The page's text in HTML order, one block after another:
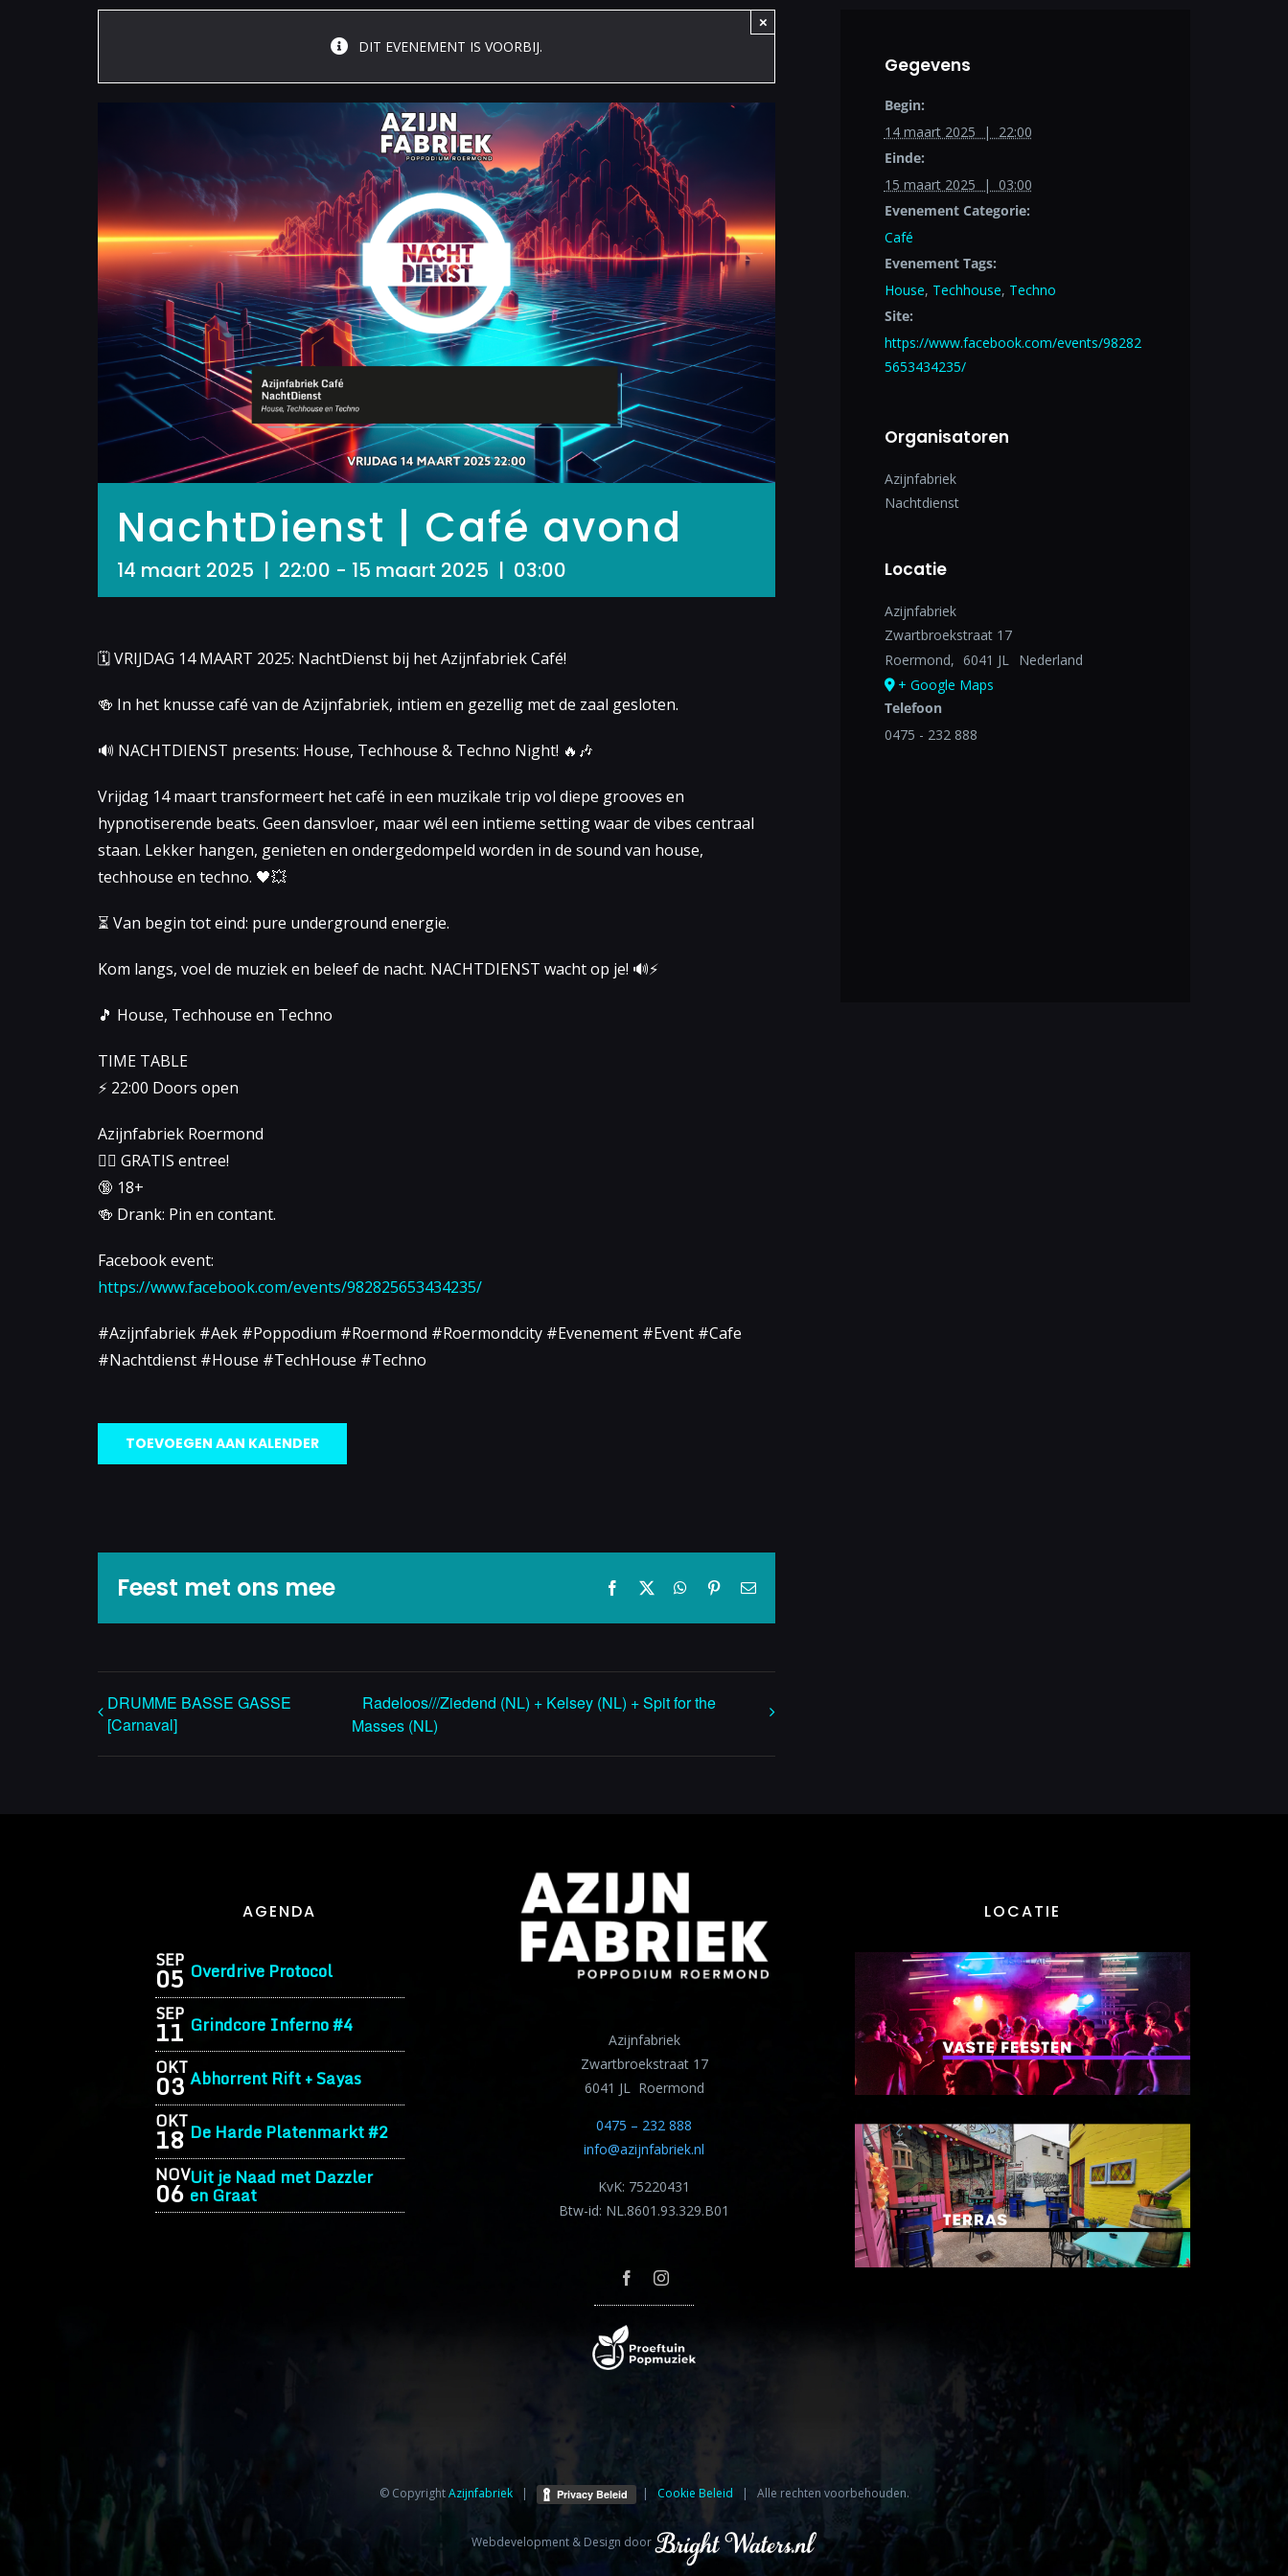
DIT EVENEMENT IS VOORBIJ.
×
NachtDienst | Café avond
14 maart 2025 | 22:00 - 15 maart 2025 | 03:00
🗓 VRIJDAG 14 MAART 2025: NachtDienst bij het Azijnfabriek Café!
🍻 In het knusse café van de Azijnfabriek, intiem en gezellig met de zaal gesloten.
🔊 NACHTDIENST presents: House, Techhouse & Techno Night! 🔥🎶
Vrijdag 14 maart transformeert het café in een muzikale trip vol diepe grooves en
hypnotiserende beats. Geen dansvloer, maar wél een intieme setting waar de vibes centraal
staan. Lekker hangen, genieten en ondergedompeld worden in de sound van house,
techhouse en techno. 🖤💥
⏳ Van begin tot eind: pure underground energie.
Kom langs, voel de muziek en beleef de nacht. NACHTDIENST wacht op je! 🔊⚡
🎵 House, Techhouse en Techno
TIME TABLE
⚡️ 22:00 Doors open
Azijnfabriek Roermond
👉🏻 GRATIS entree!
🔞 18+
🍻 Drank: Pin en contant.
Facebook event:
https://www.facebook.com/events/982825653434235/
#Azijnfabriek #Aek #Poppodium #Roermond #Roermondcity #Evenement #Event #Cafe
#Nachtdienst #House #TechHouse #Techno
TOEVOEGEN AAN KALENDER
Feest met ons mee Facebook
X WhatsApp
Pinterest
E-
DRUMME BASSE GASSE
[Carnaval]
Radeloos///Ziedend (NL) + Kelsey (NL) + Spit for the
Masses (NL)
Gegevens
Begin:
14 maart 2025 | 22:00
Einde:
15 maart 2025 | 03:00
Evenement Categorie:
Café
Evenement Tags:
House, Techhouse, Techno
Site:
https://www.facebook.com/events/98282
5653434235/
Organisatoren
Azijnfabriek
Nachtdienst
Locatie
Azijnfabriek
Zwartbroekstraat 17
Roermond, 6041 JL
Nederland
+ Google Maps
Telefoon
0475 - 232 888
AGENDA
SEP
05 Overdrive Protocol
SEP
11 Grindcore Inferno #4
OKT
03 Abhorrent Rift + Sayas
OKT
18 De Harde Platenmarkt #2
NOV
06 Uit je Naad met Dazzler
en Graat
Azijnfabriek
Zwartbroekstraat 17
6041 JL Roermond
0475 – 232 888
info@azijnfabriek.nl
KvK: 75220431
Btw-id: NL.8601.93.329.B01
LOCATIE
© CopyrightAzijnfabriek⁩| | Cookie Beleid | Alle rechten voorbehouden.
Webdevelopment & Design door